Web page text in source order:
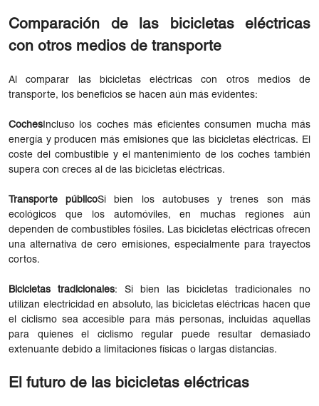
Comparación de las bicicletas eléctricas
con otros medios de transporte
Al comparar las bicicletas eléctricas con otros medios de
transporte, los beneficios se hacen aún más evidentes:
Coches Incluso los coches más eficientes consumen mucha más
energía y producen más emisiones que las bicicletas eléctricas. El
coste del combustible y el mantenimiento de los coches también
supera con creces al de las bicicletas eléctricas.
Transporte públicoSi bien los autobuses y trenes son más
ecológicos que los automóviles, en muchas regiones aún
dependen de combustibles fósiles. Las bicicletas eléctricas ofrecen
una alternativa de cero emisiones, especialmente para trayectos
cortos.
Bicicletas tradicionales: Si bien las bicicletas tradicionales no
utilizan electricidad en absoluto, las bicicletas eléctricas hacen que
el ciclismo sea accesible para más personas, incluidas aquellas
para quienes el ciclismo regular puede resultar demasiado
extenuante debido a limitaciones físicas o largas distancias.
El futuro de las bicicletas eléctricas